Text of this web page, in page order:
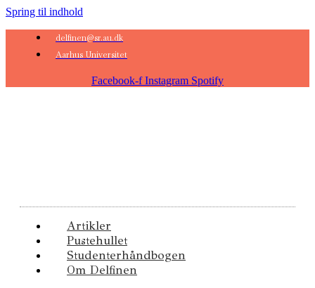
Spring til indhold
delfinen@sr.au.dk
Aarhus Universitet
Facebook-f Instagram Spotify
Artikler
Pustehullet
Studenterhåndbogen
Om Delfinen